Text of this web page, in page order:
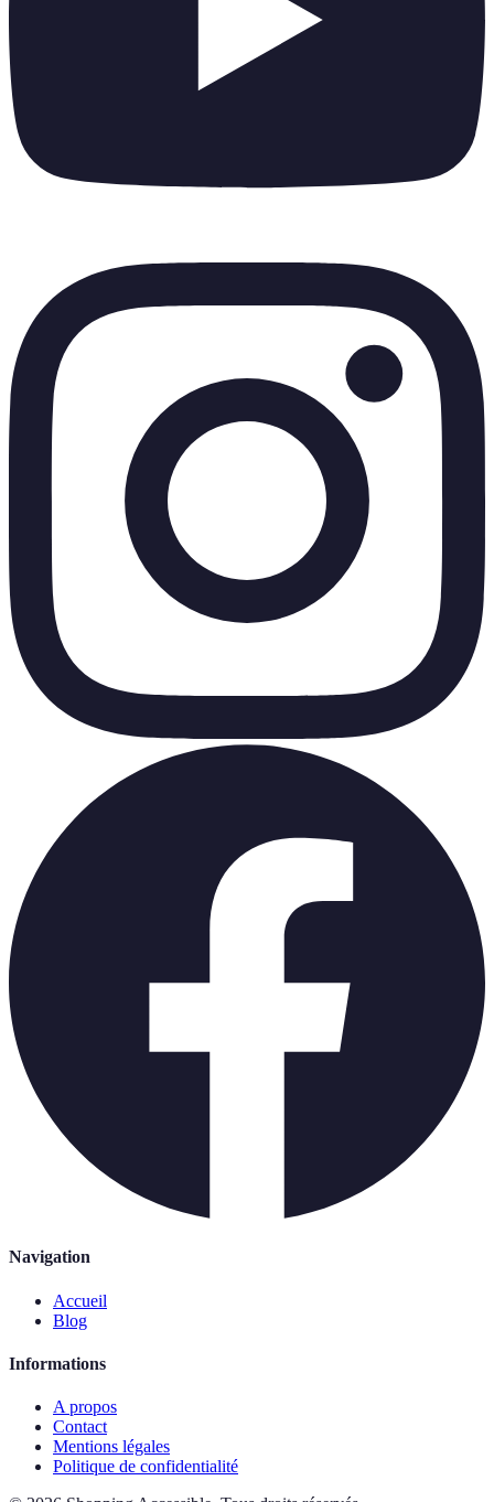
Navigation
Accueil
Blog
Informations
A propos
Contact
Mentions légales
Politique de confidentialité